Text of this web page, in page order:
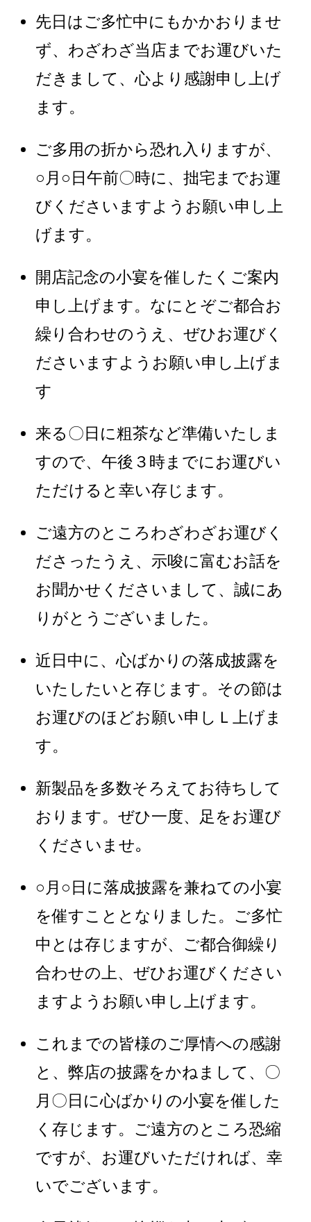
先日はご多忙中にもかかおりませ
ず、わざわざ当店までお運びいた
だきまして、心より感謝申し上げ
ます。
ご多用の折から恐れ入りますが、
○月○日午前〇時に、拙宅までお運
びくださいますようお願い申し上
げます。
開店記念の小宴を催したくご案内
申し上げます。なにとぞご都合お
繰り合わせのうえ、ぜひお運びく
ださいますようお願い申し上げま
す
来る〇日に粗茶など準備いたしま
すので、午後３時までにお運びい
ただけると幸い存じます。
ご遠方のところわざわざお運びく
ださったうえ、示唆に富むお話を
お聞かせくださいまして、誠にあ
りがとうございました。
近日中に、心ばかりの落成披露を
いたしたいと存じます。その節は
お運びのほどお願い申しＬ上げま
す。
新製品を多数そろえてお待ちして
おります。ぜひ一度、足をお運び
くださいませ｡
○月○日に落成披露を兼ねての小宴
を催すこととなりました。ご多忙
中とは存じますが、ご都合御繰り
合わせの上、ぜひお運びください
ますようお願い申し上げます。
これまでの皆様のご厚情への感謝
と、弊店の披露をかねまして、〇
月〇日に心ばかりの小宴を催した
く存じます。ご遠方のところ恐縮
ですが、お運びいただければ、幸
いでございます。